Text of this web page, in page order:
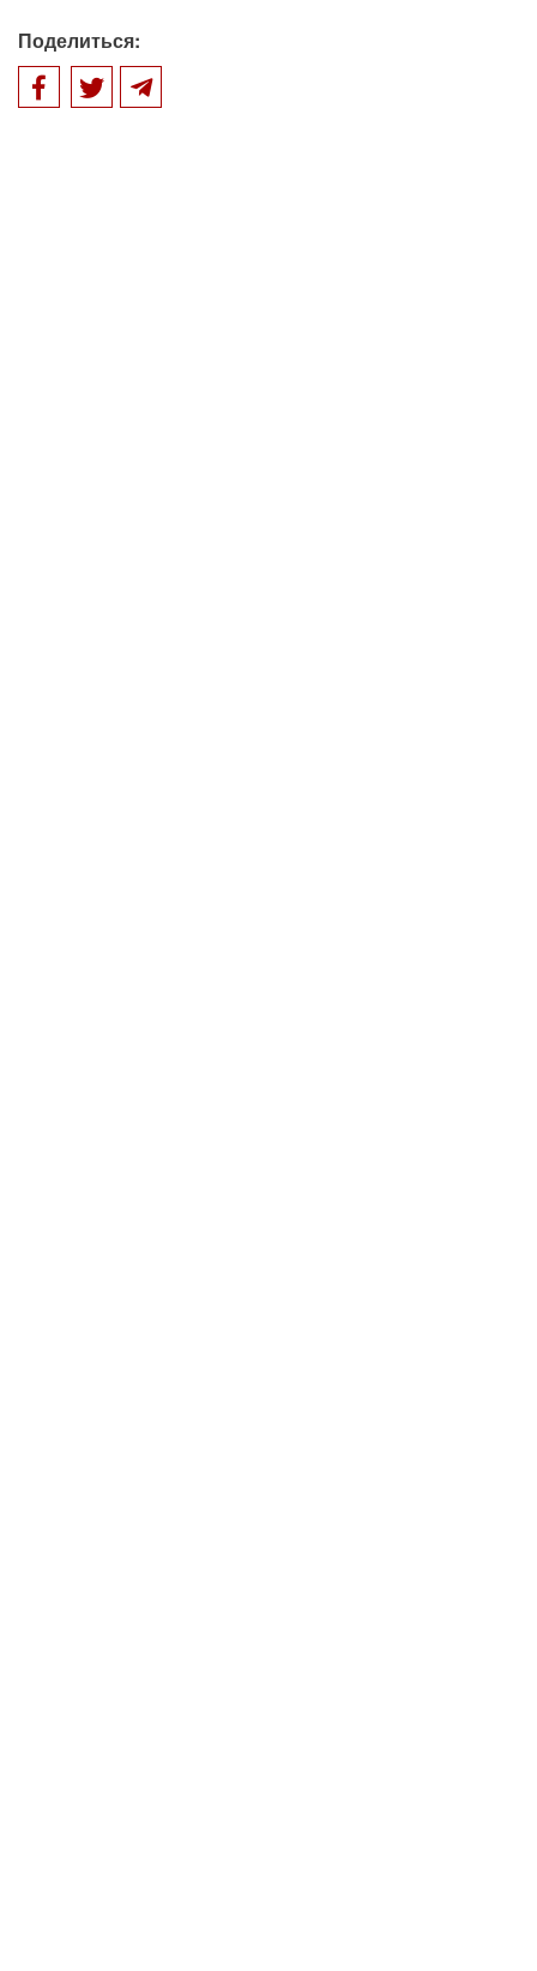
Поделиться: